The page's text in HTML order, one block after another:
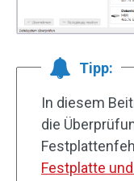
Tipp:
In diesem
die
Festplatte